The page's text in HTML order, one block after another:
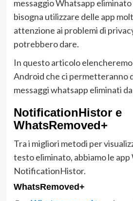
messaggio Whatsapp
bisogna utilizzare delle app
attenzione ai problemi di
potrebbero dare.
In questo articolo
Android che ci permetteranno
messaggi whatsapp eliminati
NotificationHistor e
WhatsRemoved+
Tra i migliori metodi per
testo eliminato, abbiamo le
NotificationHistor.
WhatsRemoved+